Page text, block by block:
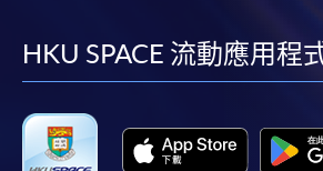
facebook
HKU SPACE 流動應用程